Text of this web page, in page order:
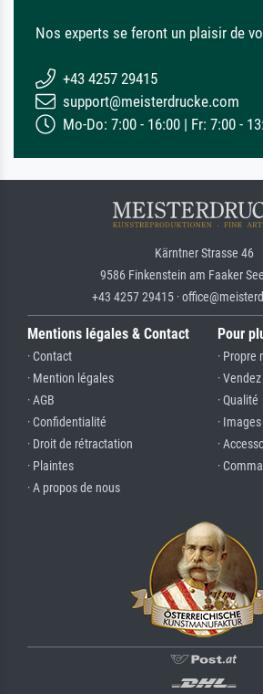
Nos experts se feront un plaisir de
+43 4257 29415
support@meisterdrucke.com
Mo-Do: 7:00 - 16:00 | Fr: 7:00 -
Kärntner Strasse 46
9586 Finkenstein am Faaker
+43 4257 29415 ·
Mentions légales & Contact
· Contact
· Mention légales
· AGB
· Confidentialité
· Droit de rétractation
· Plaintes
· A propos de nous
Pour
· Propre
·
· Qualité
·
·
·